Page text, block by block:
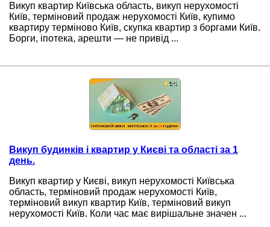
Викуп квартир Київська область, викуп нерухомості
Київ, терміновий продаж нерухомості Київ, купимо
квартиру терміново Київ, скупка квартир з боргами Київ.
Борги, іпотека, арешти — не привід ...
Викуп будинків і квартир у Києві та області за 1
день.
Викуп квартир у Києві, викуп нерухомості Київська
область, терміновий продаж нерухомості Київ,
терміновий викуп квартир Київ, терміновий викуп
нерухомості Київ. Коли час має вирішальне значен ...